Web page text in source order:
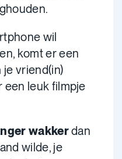
wil
komt er een
vriend(in)
een leuk filmpje
wakkerdan
wilde, je